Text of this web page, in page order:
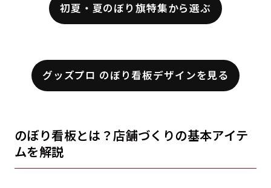
初夏・夏のぼり旗特集から選ぶ
グッズプロ のぼり看板デザインを見る
のぼり看板とは？店舗づくりの基本アイテ
ムを解説